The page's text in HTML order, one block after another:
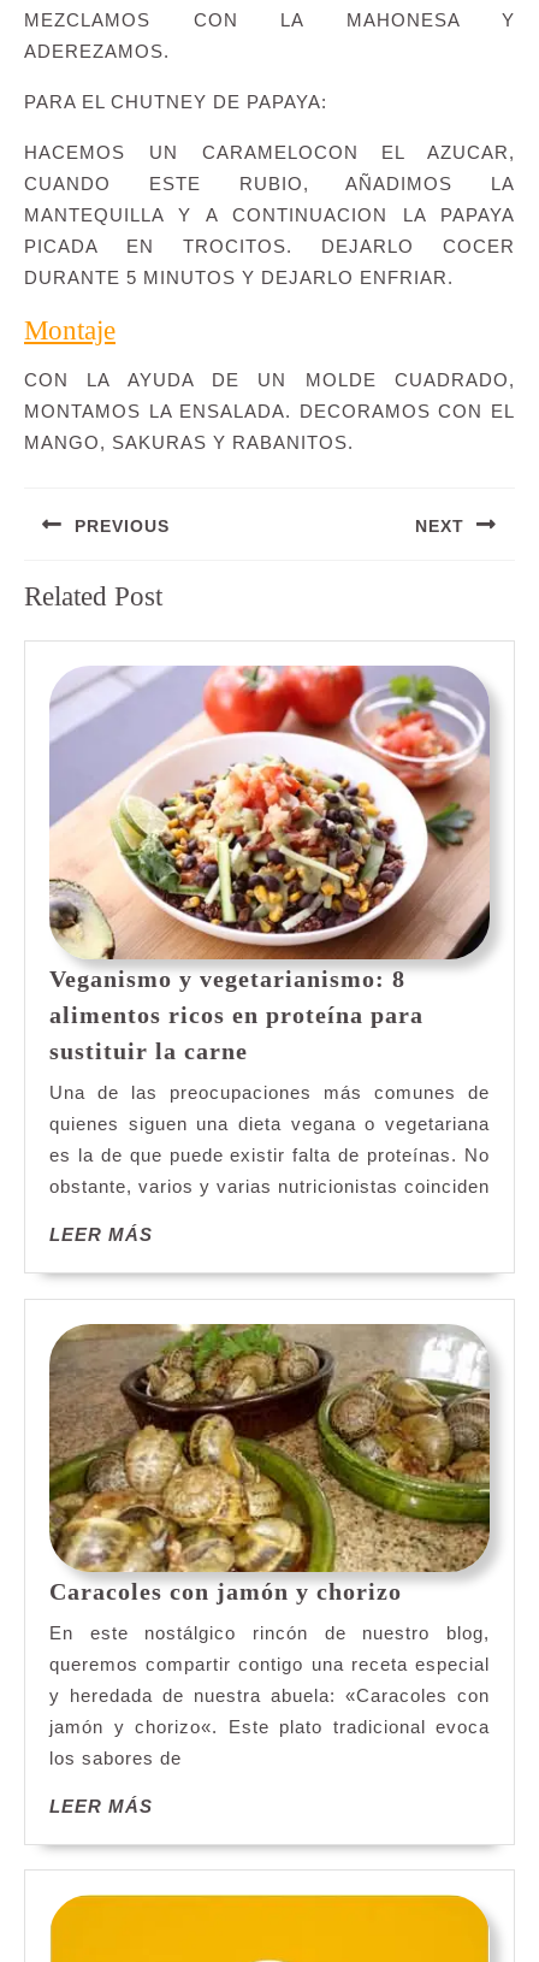
MEZCLAMOS CON LA MAHONESA Y
ADEREZAMOS.
PARA EL CHUTNEY DE PAPAYA:
HACEMOS UN CARAMELOCON EL AZUCAR,
CUANDO ESTE RUBIO, AÑADIMOS LA
MANTEQUILLA Y A CONTINUACION LA PAPAYA
PICADA EN TROCITOS. DEJARLO COCER
DURANTE 5 MINUTOS Y DEJARLO ENFRIAR.
Montaje
CON LA AYUDA DE UN MOLDE CUADRADO,
MONTAMOS LA ENSALADA. DECORAMOS CON EL
MANGO, SAKURAS Y RABANITOS.
de
PREVIOUS
anterior:
NEXT
Related Post
Veganismo y vegetarianismo: 8
alimentos ricos en proteína para
sustituir la carne
vegetarianismo:
8
alimentos
ricos
para
sustituir
la
carne
Una de las preocupaciones más comunes de
quienes siguen una dieta vegana o vegetariana
es la de que puede existir falta de proteínas. No
obstante, varios y varias nutricionistas coinciden
LEER MÁS
Caracoles con jamón y chorizoCaracoles
jamón
y
chorizo
En este nostálgico rincón de nuestro blog,
queremos compartir contigo una receta especial
y heredada de nuestra abuela: «Caracoles con
jamón y chorizo«. Este plato tradicional evoca
los sabores de
LEER MÁS